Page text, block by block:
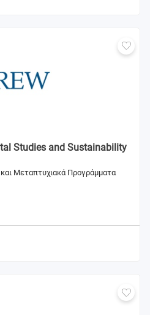
Studies and Sustainability
Μεταπτυχιακά Προγράμματα